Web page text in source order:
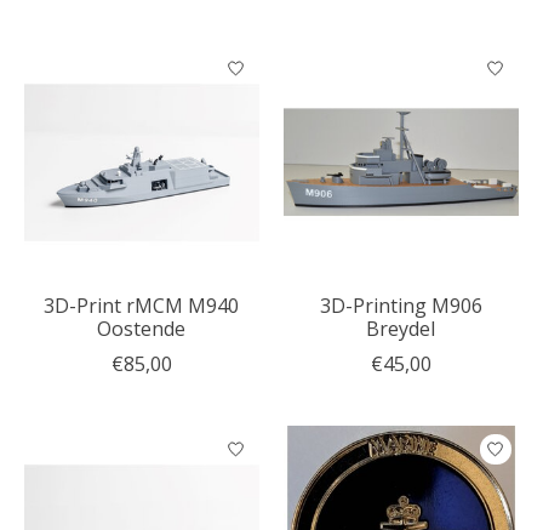
3D-Print rMCM M940
Oostende
€85,00
3D-Printing M906
Breydel
€45,00